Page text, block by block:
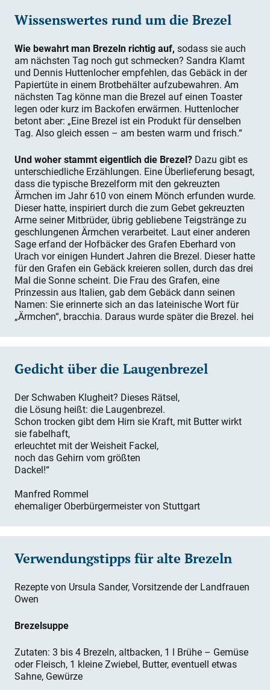
Wissenswertes rund um die Brezel
Wie bewahrt man Brezeln richtig auf, sodass sie auch
am nächsten Tag noch gut schmecken? Sandra Klamt
und Dennis Huttenlocher empfehlen, das Gebäck in der
Papiertüte in einem Brotbehälter aufzubewahren. Am
nächsten Tag könne man die Brezel auf einen Toaster
legen oder kurz im Backofen erwärmen. Huttenlocher
betont aber: „Eine Brezel ist ein Produkt für denselben
Tag. Also gleich essen – am besten warm und frisch.“
Und woher stammt eigentlich die Brezel? Dazu gibt es
unterschiedliche Erzählungen. Eine Überlieferung besagt,
dass die typische Brezelform mit den gekreuzten
Ärmchen im Jahr 610 von einem Mönch erfunden wurde.
Dieser hatte, inspiriert durch die zum Gebet gekreuzten
Arme seiner Mitbrüder, übrig gebliebene Teigstränge zu
geschlungenen Ärmchen verarbeitet. Laut einer anderen
Sage erfand der Hofbäcker des Grafen Eberhard von
Urach vor einigen Hundert Jahren die Brezel. Dieser hatte
für den Grafen ein Gebäck kreieren sollen, durch das drei
Mal die Sonne scheint. Die Frau des Grafen, eine
Prinzessin aus Italien, gab dem Gebäck dann seinen
Namen: Sie erinnerte sich an das lateinische Wort für
„Ärmchen“, bracchia. Daraus wurde später die Brezel. hei
Gedicht über die Laugenbrezel
Der Schwaben Klugheit? Dieses Rätsel,
die Lösung heißt: die Laugenbrezel.
Schon trocken gibt dem Hirn sie Kraft, mit Butter wirkt
sie fabelhaft,
erleuchtet mit der Weisheit Fackel,
noch das Gehirn vom größten
Dackel!“
Manfred Rommel
ehemaliger Oberbürgermeister von Stuttgart
Verwendungstipps für alte Brezeln
Rezepte von Ursula Sander, Vorsitzende der Landfrauen
Owen
Brezelsuppe
Zutaten: 3 bis 4 Brezeln, altbacken, 1 l Brühe – Gemüse
oder Fleisch, 1 kleine Zwiebel, Butter, eventuell etwas
Sahne, Gewürze